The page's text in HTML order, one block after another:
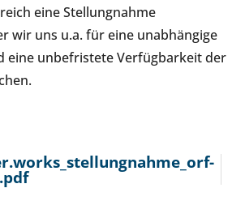
eine Stellungnahme
wir uns u.a. für eine unabhängige
eine unbefristete Verfügbarkeit der